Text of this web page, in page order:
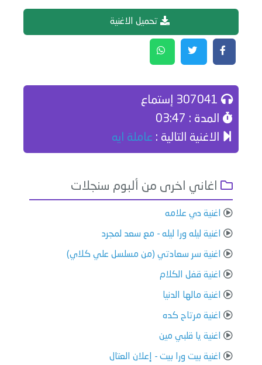
تحميل الاغنية
المدة : 03:47
الاغنية التالية : عاملة ايه
اغاني اخرى من ألبوم سنجلات
اغنية ⁠⁠⁠دي علامه
اغنية ليله ورا ليله - مع سعد لمجرد
اغنية سر سعادتي (من مسلسل علي كلاي)
اغنية قفل الكلام
اغنية مالها الدنيا
اغنية مرتاح كده
اغنية يا قلبي مين
اغنية بيت ورا بيت - إعلان العتال